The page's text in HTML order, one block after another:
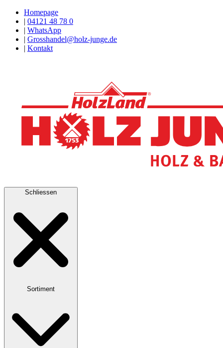
Homepage
| 04121 48 78 0
| WhatsApp
| Grosshandel@holz-junge.de
| Kontakt
Schliessen
Sortiment